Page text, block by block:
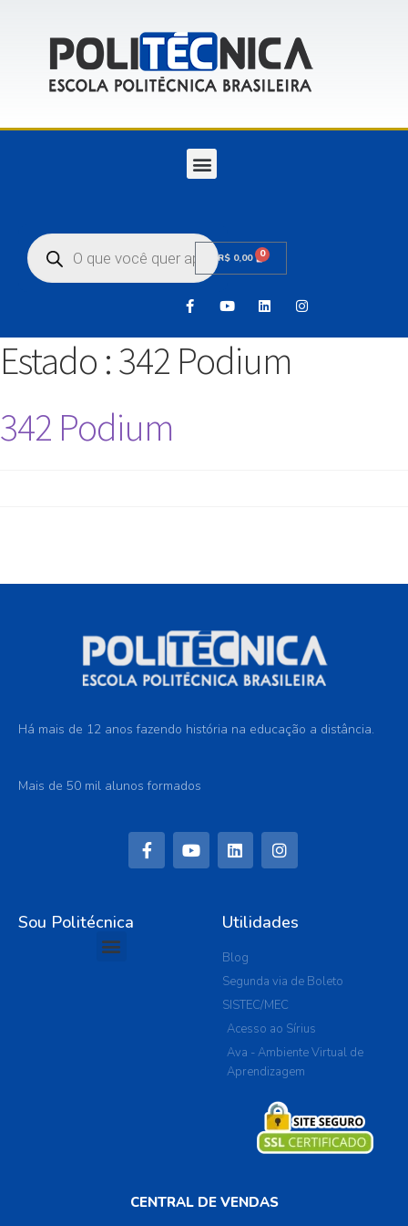
R$ 0,00 0
Estado :342 Podium
342 Podium
Há mais de 12 anos fazendo história na educação a distância.
Mais de 50 mil alunos formados
Sou Politécnica Utilidades
Blog
Segunda via de Boleto
SISTEC/MEC
Acesso ao Sírius
Ava - Ambiente Virtual de
Aprendizagem
CENTRAL DE VENDAS